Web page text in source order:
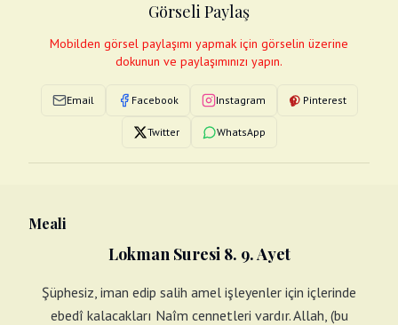
Fotograflar
Görseli Paylaş
Mobilden görsel paylaşımı yapmak için görselin üzerine
dokunun ve paylaşımınızı yapın.
Email Facebook Instagram Pinterest
Twitter WhatsApp
Meali
Lokman Suresi 8. 9. Ayet
Şüphesiz, iman edip salih amel işleyenler için içlerinde
ebedî kalacakları Naîm cennetleri vardır. Allah, (bu